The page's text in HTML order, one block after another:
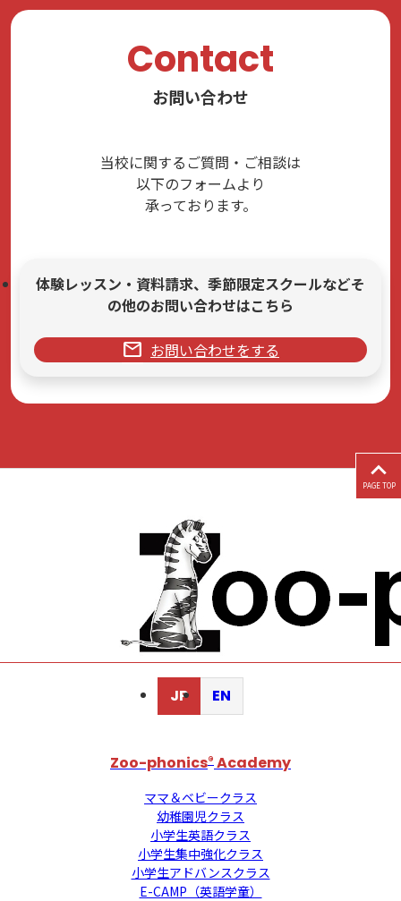
Contact
お問い合わせ
当校に関するご質問・ご相談は
以下のフォームより
承っております。
体験レッスン・資料請求、季節限定スクールなどそ
の他のお問い合わせはこちら
mail お問い合わせをする
PAGE TOP
JP EN
Zoo-phonics® Academy
ママ＆ベビークラス
幼稚園児クラス
小学生英語クラス
小学生集中強化クラス
小学生アドバンスクラス
E-CAMP（英語学童）